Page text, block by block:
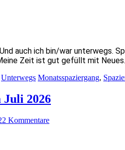
auch ich bin/war unterwegs.
Zeit ist gut gefüllt mit
Unterwegs Monatsspaziergang,
Juli 2026
Kommentare